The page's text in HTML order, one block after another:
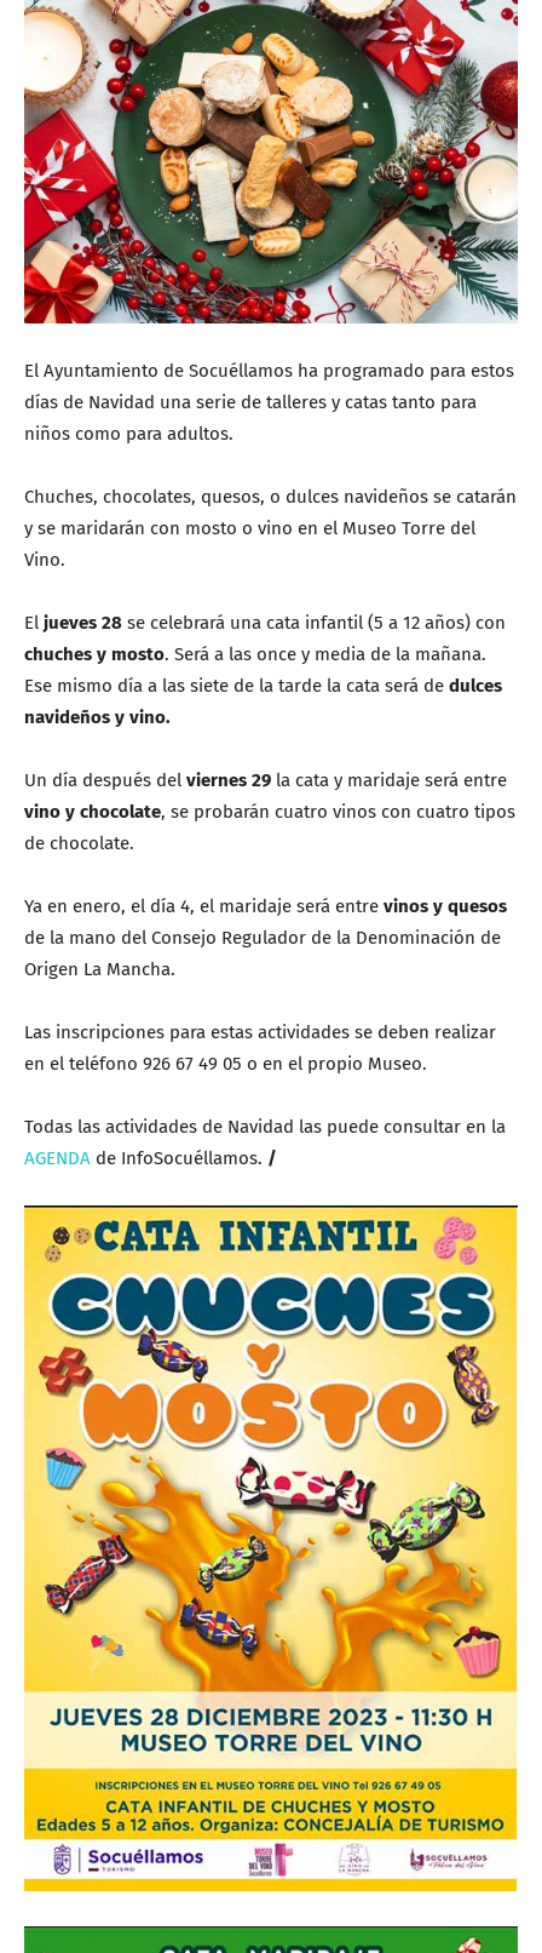
El Ayuntamiento de Socuéllamos ha programado para estos
días de Navidad una serie de talleres y catas tanto para
niños como para adultos.
Chuches, chocolates, quesos, o dulces navideños se catarán
y se maridarán con mosto o vino en el Museo Torre del
Vino.
El jueves 28 se celebrará una cata infantil (5 a 12 años) con
chuches y mosto. Será a las once y media de la mañana.
Ese mismo día a las siete de la tarde la cata será de dulces
navideños y vino.
Un día después del viernes 29 la cata y maridaje será entre
vino y chocolate, se probarán cuatro vinos con cuatro tipos
de chocolate.
Ya en enero, el día 4, el maridaje será entre vinos y quesos
de la mano del Consejo Regulador de la Denominación de
Origen La Mancha.
Las inscripciones para estas actividades se deben realizar
en el teléfono 926 67 49 05 o en el propio Museo.
Todas las actividades de Navidad las puede consultar en la
AGENDA de InfoSocuéllamos. /